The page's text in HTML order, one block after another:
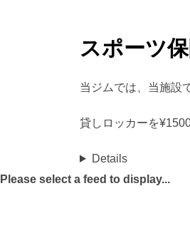
スポーツ
当ジムでは、当施設
貸しロッカーを
Details
Please select a feed to display...